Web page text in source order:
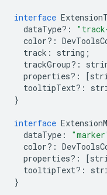
interface
dataType?:
color?:
track : string ;
trackGroup?:
properties?: [
tooltipText?:
}
interface
dataType :
color?:
properties?: [
tooltipText?:
}